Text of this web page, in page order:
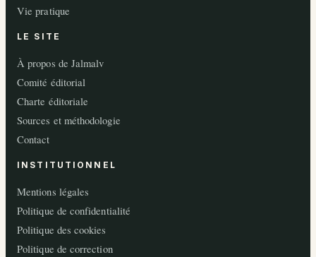
Vie pratique
LE SITE
À propos de Jalmalv
Comité éditorial
Charte éditoriale
Sources et méthodologie
Contact
INSTITUTIONNEL
Mentions légales
Politique de confidentialité
Politique des cookies
Politique de correction